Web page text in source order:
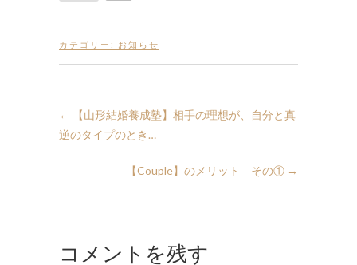
カテゴリー: お知らせ
←
【山形結婚養成塾】相手の理想が、自分と真
逆のタイプのとき…
【Couple】のメリット その① →
コメントを残す